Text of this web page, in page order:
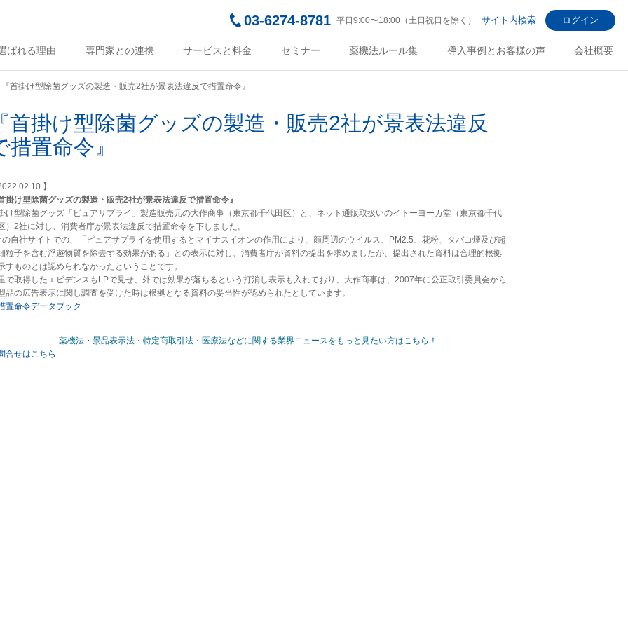
03-6274-8781 平日9:00〜18:00（土日祝日を除く） サイト内検索 ログイン
ばれる理由 専門家との連携 サービスと料金 セミナー 薬機法ルール集 導入事例とお客様の声 会社概要
『首掛け型除菌グッズの製造・販売2社が景表法違反で措置命令』
首掛け型除菌グッズの製造・販売2社が景表法違反
措置命令』
】
掛け型除菌グッズの製造・販売2社が景表法違反で措置命令』
け型除菌グッズ「ピュアサプライ」製造販売元の大作商事（東京都千代田区）と、ネット通販取扱いのイトーヨーカ堂（東京都千代
）2社に対し、消費者庁が景表法違反で措置命令を下しました。
の自社サイトでの、「ピュアサプライを使用するとマイナスイオンの作用により、顔周辺のウイルス、PM2.5、花粉、タバコ煙及び超
粒子を含む浮遊物質を除去する効果がある」との表示に対し、消費者庁が資料の提出を求めましたが、提出された資料は合理的根拠
すものとは認められなかったということです。
で取得したエビデンスもLPで見せ、外では効果が落ちるという打消し表示も入れており、大作商事は、2007年に公正取引委員会から
品の広告表示に関し調査を受けた時は根拠となる資料の妥当性が認められたとしています。
置命令データブック
薬機法・景品表示法・特定商取引法・医療法などに関する業界ニュースをもっと見たい方はこちら！
合せはこちら